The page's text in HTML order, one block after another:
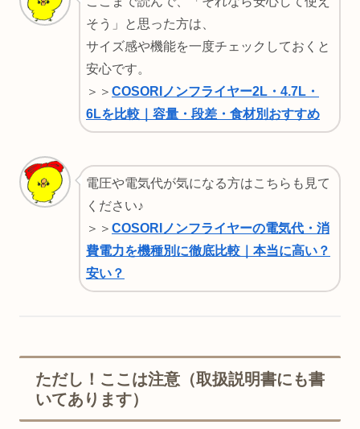
そう」と思った方は、
サイズ感や機能を一度チェックしておくと
安心です。
＞＞ COSORIノンフライヤー2L・4.7L・
6Lを比較｜容量・段差・食材別おすすめ
電圧や電気代が気になる方はこちらも見て
ください♪
＞＞ COSORIノンフライヤーの電気代・消
費電力を機種別に徹底比較｜本当に高い？
安い？
ただし！ここは注意（取扱説明書にも書
いてあります）